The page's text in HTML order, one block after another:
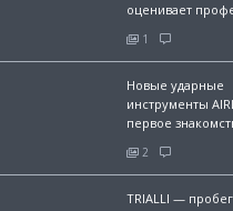
оценивает
1
Новые ударные
инструменты
первое
2
TRIALLI —